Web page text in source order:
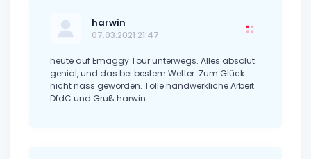
harwin
07.03.2021 21:47
heute auf Emaggy Tour unterwegs. Alles absolut
genial, und das bei bestem Wetter. Zum Glück
nicht nass geworden. Tolle handwerkliche Arbeit
DfdC und Gruß harwin